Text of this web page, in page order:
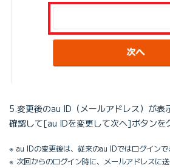
5.変更後のau ID（メールアドレス）が表
確認して[au IDを変更して次へ]ボタンを
au IDの変更後は、従来のau IDではログインで
次回からのログイン時に、メールアドレスに